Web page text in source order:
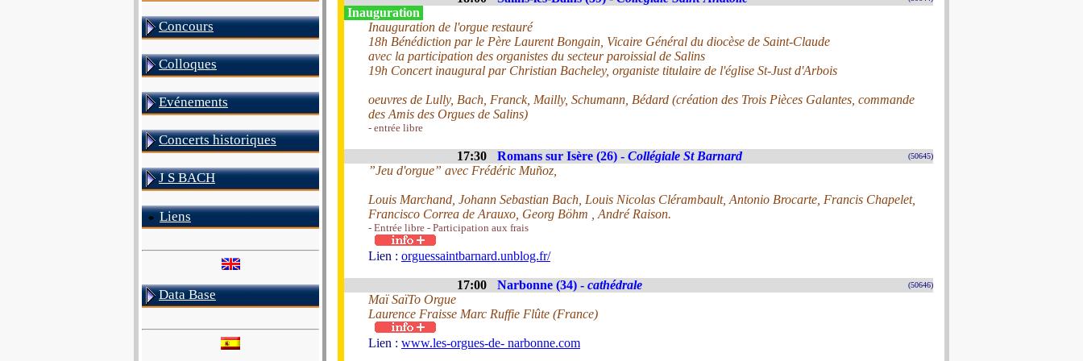
Concours
Colloques
Evénements
Concerts historiques
J S BACH
Liens
Data Base
Inauguration
Inauguration de l'orgue restauré
18h Bénédiction par le Père Laurent Bongain, Vicaire Général du diocèse de Saint-Claude
avec la participation des organistes du secteur paroissial de Salins
19h Concert inaugural par Christian Bacheley, organiste titulaire de l'église St-Just d'Arbois
oeuvres de Lully, Bach, Franck, Mailly, Schumann, Bédard (création des Trois Pièces Galantes, commande
des Amis des Orgues de Salins)
- entrée libre
17:30 Romans sur Isère (26) - Collégiale St Barnard (50645)
”Jeu d'orgue” avec Frédéric Muñoz,
Louis Marchand, Johann Sebastian Bach, Louis Nicolas Clérambault, Antonio Brocarte, Francis Chapelet,
Francisco Correa de Arauxo, Georg Böhm , André Raison.
- Entrée libre - Participation aux frais
Lien : orguessaintbarnard.unblog.fr/
17:00 Narbonne (34) - cathédrale (50646)
Maï SaïTo Orgue
Laurence Fraisse Marc Ruffie Flûte (France)
Lien : www.les-orgues-de- narbonne.com